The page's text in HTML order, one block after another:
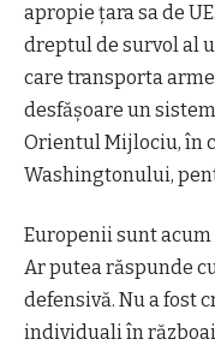
apropie țara sa de
dreptul de survol al
care transporta
desfășoare un
Orientul Mijlociu, în
Washingtonului,
Europenii sunt
Ar putea răspunde
defensivă. Nu a fost
individuali în